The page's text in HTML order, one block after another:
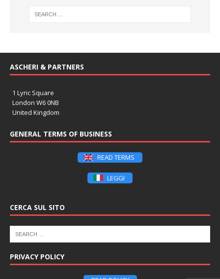
ASCHERI & PARTNERS
1 Lyric Square
London W6 0NB
United Kingdom
GENERAL TERMS OF BUSINESS
READ TERMS
LEGGI
CERCA SUL SITO
PRIVACY POLICY